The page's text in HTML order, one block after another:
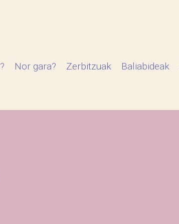
Nor gara? Zerbitzuak Baliabideak